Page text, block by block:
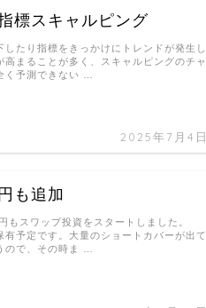
標スキャルピング
2025年7月4日
たり指標をきっかけにトレンドが発生し
まることが多く、スキャルピングのチャ
く予測できない …
も追加
もスワップ投資をスタートしました。
予定です。大量のショートカバーが出て
ので、その時ま …